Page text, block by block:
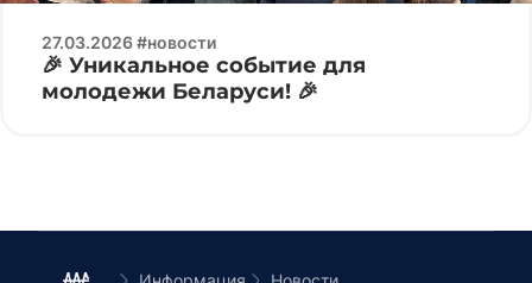
27.03.2026 #новости
🎉 Уникальное событие для
молодежи Беларуси! 🎉